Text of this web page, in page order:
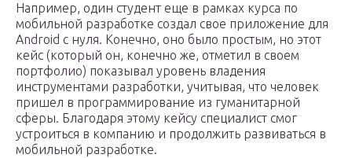
Например, один студент еще в рамках курса по
мобильной разработке создал свое приложение для
Android с нуля. Конечно, оно было простым, но этот
кейс (который он, конечно же, отметил в своем
портфолио) показывал уровень владения
инструментами разработки, учитывая, что человек
пришел в программирование из гуманитарной
сферы. Благодаря этому кейсу специалист смог
устроиться в компанию и продолжить развиваться в
мобильной разработке.